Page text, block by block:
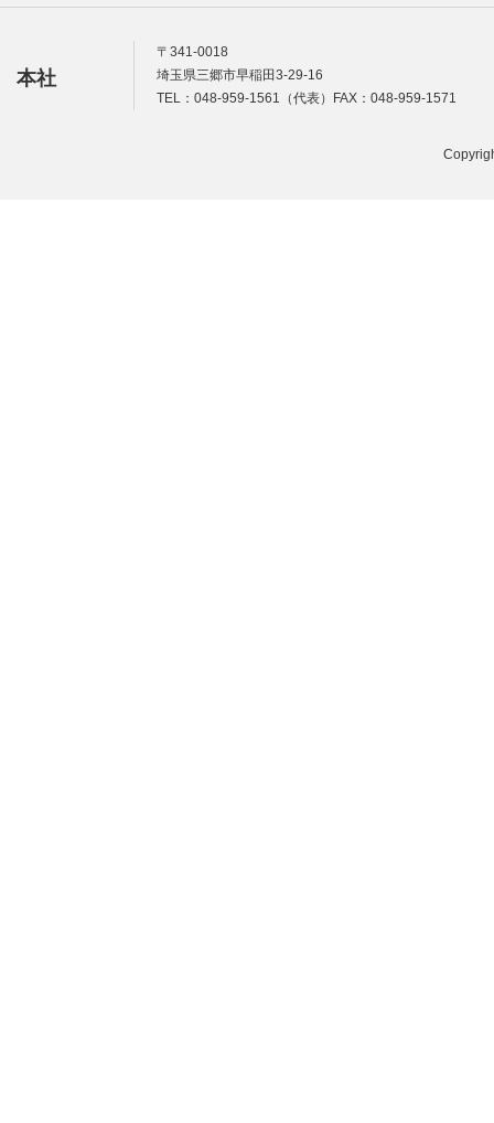
本社
〒341-0018
埼玉県三郷市早稲田3-29-16
TEL：048-959-1561（代表）FAX：048-959-1571